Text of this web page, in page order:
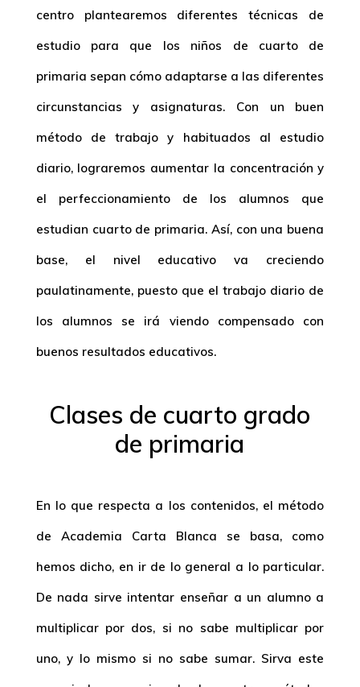
centro plantearemos diferentes técnicas de
estudio para que los niños de cuarto de
primaria sepan cómo adaptarse a las diferentes
circunstancias y asignaturas. Con un buen
método de trabajo y habituados al estudio
diario, lograremos aumentar la concentración y
el perfeccionamiento de los alumnos que
estudian cuarto de primaria. Así, con una buena
base, el nivel educativo va creciendo
paulatinamente, puesto que el trabajo diario de
los alumnos se irá viendo compensado con
buenos resultados educativos.
Clases de cuarto grado
de primaria
En lo que respecta a los contenidos, el método
de Academia Carta Blanca se basa, como
hemos dicho, en ir de lo general a lo particular.
De nada sirve intentar enseñar a un alumno a
multiplicar por dos, si no sabe multiplicar por
uno, y lo mismo si no sabe sumar. Sirva este